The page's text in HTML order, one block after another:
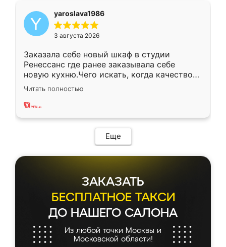
yaroslava1986
3 августа 2026
Заказала себе новый шкаф в студии
Ренессанс где ранее заказывала себе
новую кухню.Чего искать, когда качеством
вполне довольна. Служит кухня уже почти
два года, нареканий нет.
Читать полностью
Еще
ЗАКАЗАТЬ
БЕСПЛАТНОЕ ТАКСИ
ДО НАШЕГО САЛОНА
Из любой точки Москвы и
Московской области!